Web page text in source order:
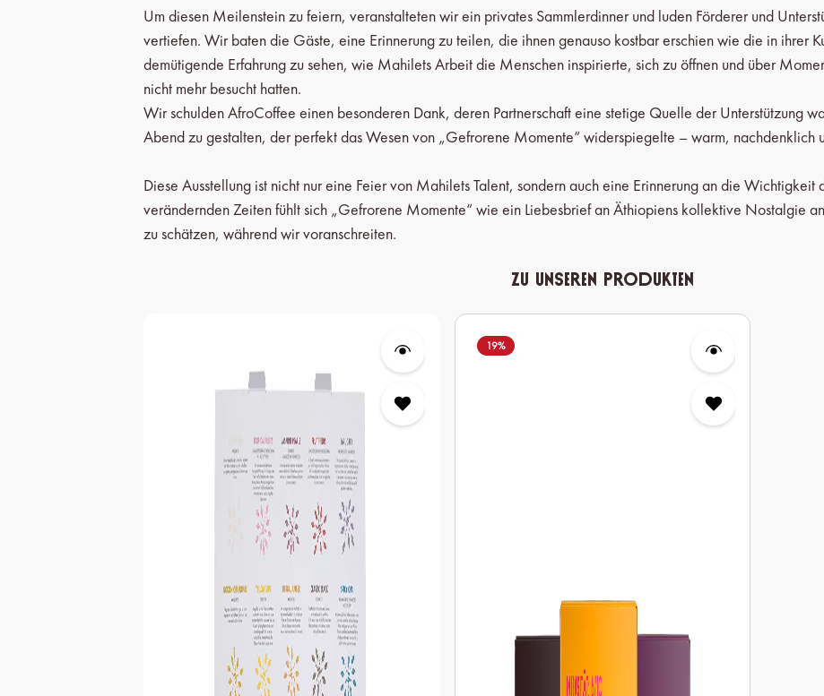
Um diesen Meilenstein zu feiern, veranstalteten wir ein privates Sammlerdinner und luden Förderer und
vertiefen. Wir baten die Gäste, eine Erinnerung zu teilen, die ihnen genauso kostbar erschien wie die in ihrer
demütigende Erfahrung zu sehen, wie Mahilets Arbeit die Menschen inspirierte, sich zu öffnen und über
nicht mehr besucht hatten.
Wir schulden AfroCoffee einen besonderen Dank, deren Partnerschaft eine stetige Quelle der Unterstützung
Abend zu gestalten, der perfekt das Wesen von „Gefrorene Momente“ widerspiegelte – warm, nachdenklich
Diese Ausstellung ist nicht nur eine Feier von Mahilets Talent, sondern auch eine Erinnerung an die Wichtigkeit
verändernden Zeiten fühlt sich „Gefrorene Momente“ wie ein Liebesbrief an Äthiopiens kollektive Nostalgie
zu schätzen, während wir voranschreiten.
Zu unseren Produkten
19%